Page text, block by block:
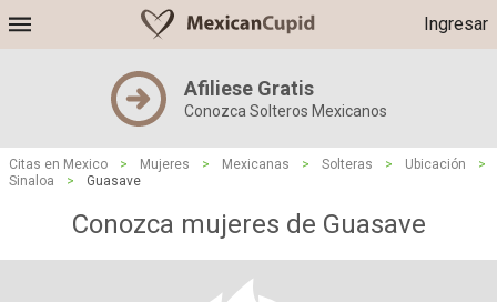
Ingresar
Afiliese Gratis
Conozca Solteros Mexicanos
Citas en Mexico > Mujeres > Mexicanas > Solteras > Ubicación
>
Sinaloa
> Guasave
Conozca mujeres de Guasave